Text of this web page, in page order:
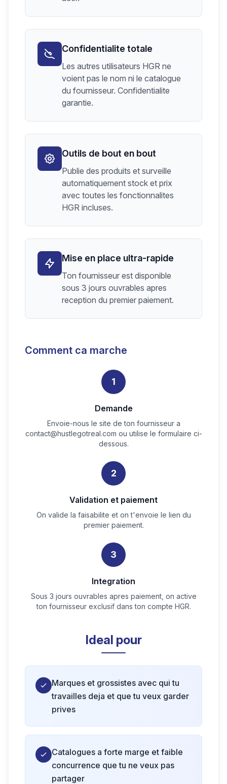
Confidentialite totale
Les autres utilisateurs HGR ne
voient pas le nom ni le catalogue
du fournisseur. Confidentialite
garantie.
Outils de bout en bout
Publie des produits et surveille
automatiquement stock et prix
avec toutes les fonctionnalites
HGR incluses.
Mise en place ultra-rapide
Ton fournisseur est disponible
sous 3 jours ouvrables apres
reception du premier paiement.
Comment ca marche
1
Demande
Envoie-nous le site de ton fournisseur a
contact@hustlegotreal.com ou utilise le formulaire ci-
dessous.
2
Validation et paiement
On valide la faisabilite et on t'envoie le lien du
premier paiement.
3
Integration
Sous 3 jours ouvrables apres paiement, on active
ton fournisseur exclusif dans ton compte HGR.
Ideal pour
Marques et grossistes avec qui tu
travailles deja et que tu veux garder
prives
Catalogues a forte marge et faible
concurrence que tu ne veux pas
partager